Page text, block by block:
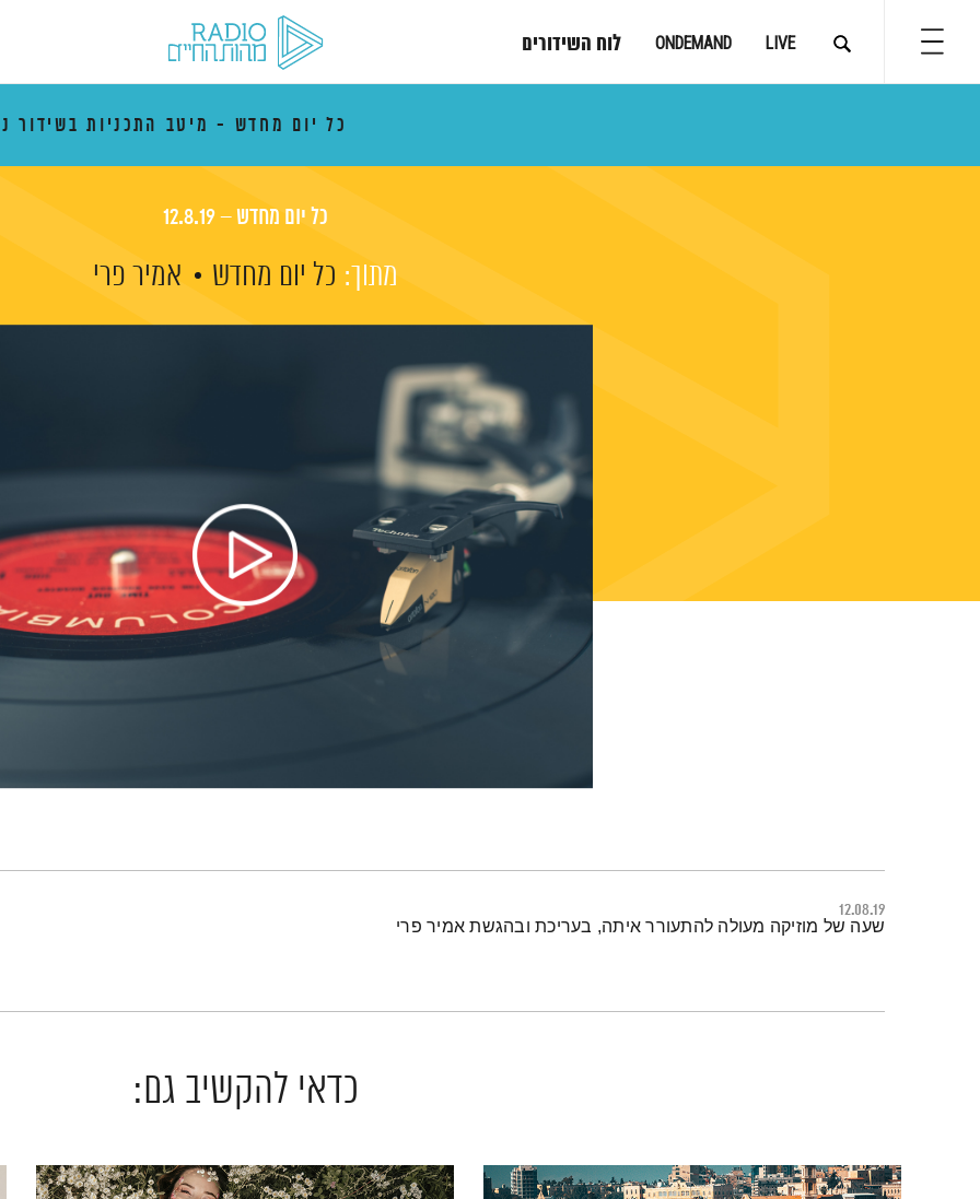
LIVE
ONDEMAND לוח השידורים
כל יום מחדש - מיטב התכניות בשידור
כל יום מחדש – 12.8.19
מתוך: כל יום מחדש אמיר פרי
12.08.19
תמצית הפודקאסט
שעה של מוזיקה מעולה להתעורר איתה, בעריכת ובהגשת אמיר פרי
כדאי להקשיב גם: